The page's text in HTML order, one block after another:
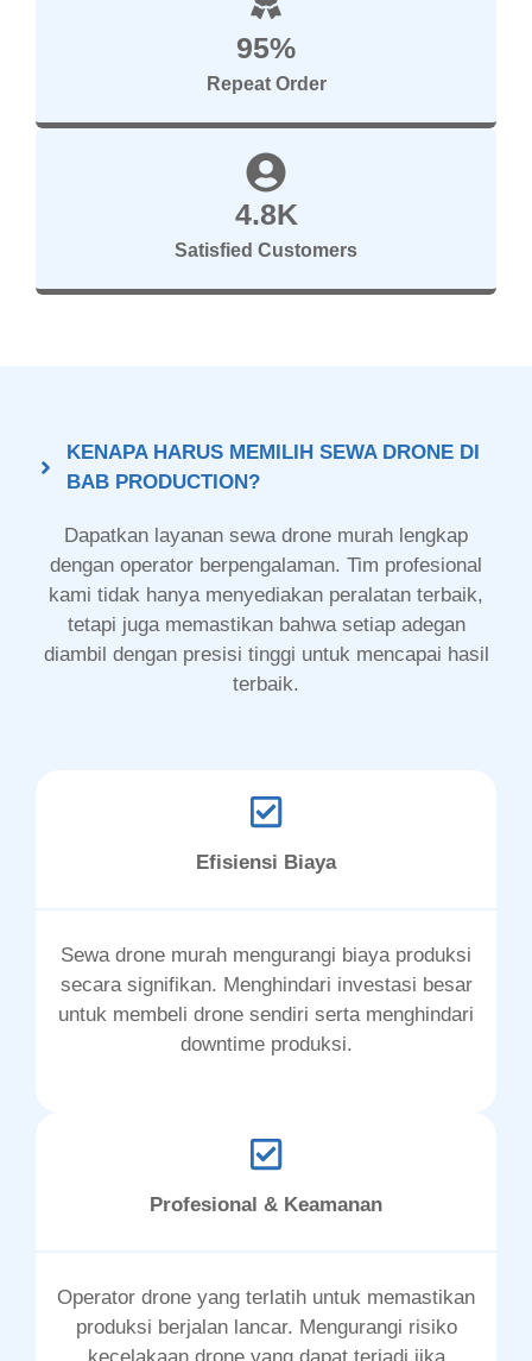
95%
Repeat Order
4.8K
Satisfied Customers
KENAPA HARUS MEMILIH SEWA DRONE DI
BAB PRODUCTION?
Dapatkan layanan sewa drone murah lengkap
dengan operator berpengalaman. Tim profesional
kami tidak hanya menyediakan peralatan terbaik,
tetapi juga memastikan bahwa setiap adegan
diambil dengan presisi tinggi untuk mencapai hasil
terbaik.
Efisiensi Biaya
Sewa drone murah mengurangi biaya produksi
secara signifikan. Menghindari investasi besar
untuk membeli drone sendiri serta menghindari
downtime produksi.
Profesional & Keamanan
Operator drone yang terlatih untuk memastikan
produksi berjalan lancar. Mengurangi risiko
kecelakaan drone yang dapat terjadi jika